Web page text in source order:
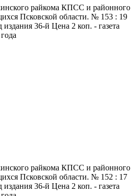
райкома КПСС и районного
Псковской области. № 153 : 19
издания 36-й Цена 2 коп. - газета
райкома КПСС и районного
Псковской области. № 152 : 17
издания 36-й Цена 2 коп. - газета